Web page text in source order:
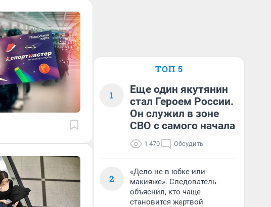
ТОП 5
1
Еще один якутянин
стал Героем России.
Он служил в зоне
СВО с самого начала
1 470 Обсудить
2
«Дело не в юбке или
макияже». Следователь
объяснил, кто чаще
становится жертвой